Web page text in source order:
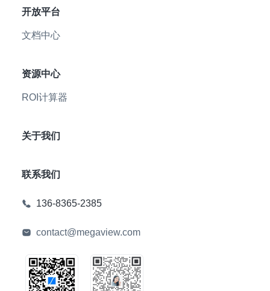
开放平台
文档中心
资源中心
ROI计算器
关于我们
联系我们
136-8365-2385
contact@megaview.com